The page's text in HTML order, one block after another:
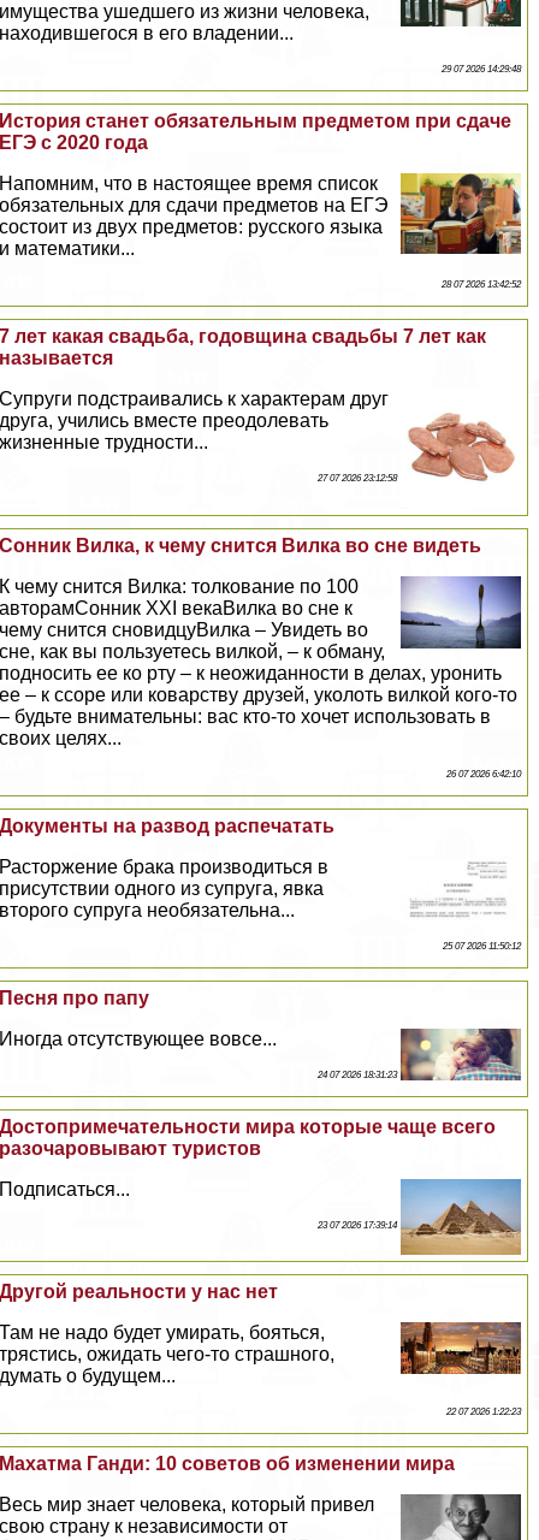
имущества ушедшего из жизни человека,
находившегося в его владении...
29 07 2026 14:29:48
История станет обязательным предметом при сдаче
ЕГЭ с 2020 года
Напомним, что в настоящее время список
обязательных для сдачи предметов на ЕГЭ
состоит из двух предметов: русского языка
и математики...
28 07 2026 13:42:52
7 лет какая свадьба, годовщина свадьбы 7 лет как
называется
Супруги подстраивались к хаpaктерам друг
друга, учились вместе преодолевать
жизненные трудности...
27 07 2026 23:12:58
Сонник Вилка, к чему снится Вилка во сне видеть
К чему снится Вилка: толкование по 100
авторамСонник XXI векаВилка во сне к
чему снится сновидцуВилка – Увидеть во
сне, как вы пользуетесь вилкой, – к обману,
подносить ее ко рту – к неожиданности в делах, уронить
ее – к ссоре или коварству друзей, уколоть вилкой кого-то
– будьте внимательны: вас кто-то хочет использовать в
своих целях...
26 07 2026 6:42:10
Документы на развод распечатать
Расторжение бpaка производиться в
присутствии одного из супруга, явка
второго супруга необязательна...
25 07 2026 11:50:12
Песня про папу
Иногда отсутствующее вовсе...
24 07 2026 18:31:23
Достопримечательности мира которые чаще всего
разочаровывают туристов
Подписаться...
23 07 2026 17:39:14
Другой реальности у нас нет
Там не надо будет умирать, бояться,
трястись, ожидать чего-то страшного,
думать о будущем...
22 07 2026 1:22:23
Махатма Ганди: 10 советов об изменении мира
Весь мир знает человека, который привел
свою страну к независимости от